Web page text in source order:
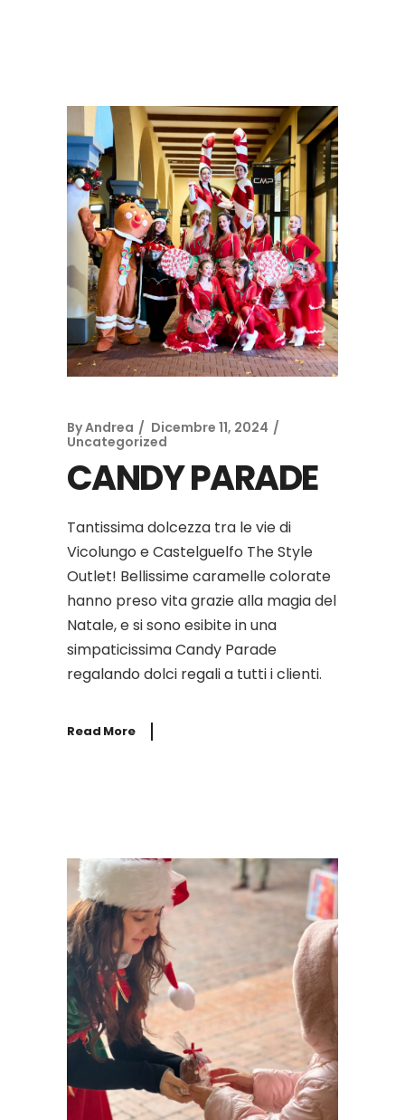
ByAndrea
Dicembre 11, 2024
Uncategorized
CANDY PARADE
Tantissima dolcezza tra le vie di
Vicolungo e Castelguelfo The Style
Outlet! Bellissime caramelle colorate
hanno preso vita grazie alla magia del
Natale, e si sono esibite in una
simpaticissima Candy Parade
regalando dolci regali a tutti i clienti.
Read More